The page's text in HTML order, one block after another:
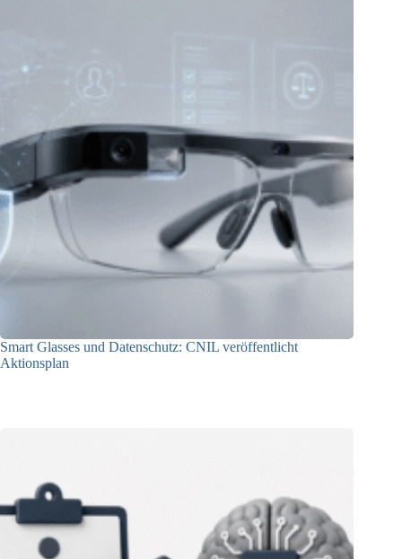
Smart Glasses und Datenschutz: CNIL veröffentlicht
Aktionsplan